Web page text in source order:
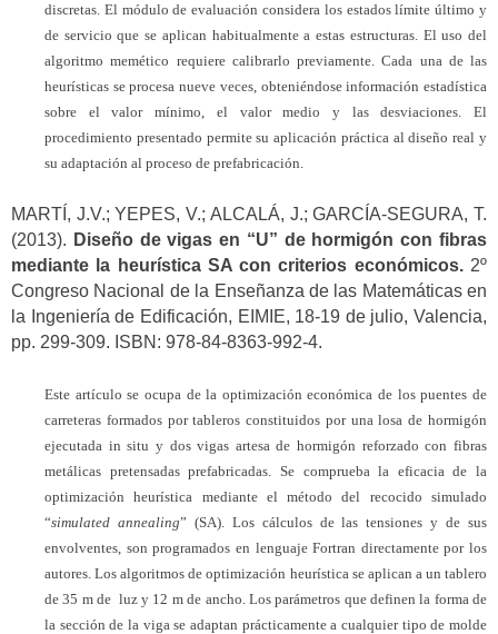
discretas. El módulo de evaluación considera los estados límite último y
de servicio que se aplican habitualmente a estas estructuras. El uso del
algoritmo memético requiere calibrarlo previamente. Cada una de las
heurísticas se procesa nueve veces, obteniéndose información estadística
sobre el valor mínimo, el valor medio y las desviaciones. El
procedimiento presentado permite su aplicación práctica al diseño real y
su adaptación al proceso de prefabricación.
MARTÍ, J.V.; YEPES, V.; ALCALÁ, J.; GARCÍA-SEGURA, T.
(2013). Diseño de vigas en “U” de hormigón con fibras
mediante la heurística SA con criterios económicos.2º
Congreso Nacional de la Enseñanza de las Matemáticas en
la Ingeniería de Edificación, EIMIE, 18-19 de julio, Valencia,
pp. 299-309. ISBN: 978-84-8363-992-4.
Este artículo se ocupa de la optimización económica de los puentes de
carreteras formados por tableros constituidos por una losa de hormigón
ejecutada in situ y dos vigas artesa de hormigón reforzado con fibras
metálicas pretensadas prefabricadas. Se comprueba la eficacia de la
optimización heurística mediante el método del recocido simulado
“simulated annealing” (SA). Los cálculos de las tensiones y de sus
envolventes, son programados en lenguaje Fortran directamente por los
autores. Los algoritmos de optimización heurística se aplican a un tablero
de 35 m de luz y 12 m de ancho. Los parámetros que definen la forma de
la sección de la viga se adaptan prácticamente a cualquier tipo de molde